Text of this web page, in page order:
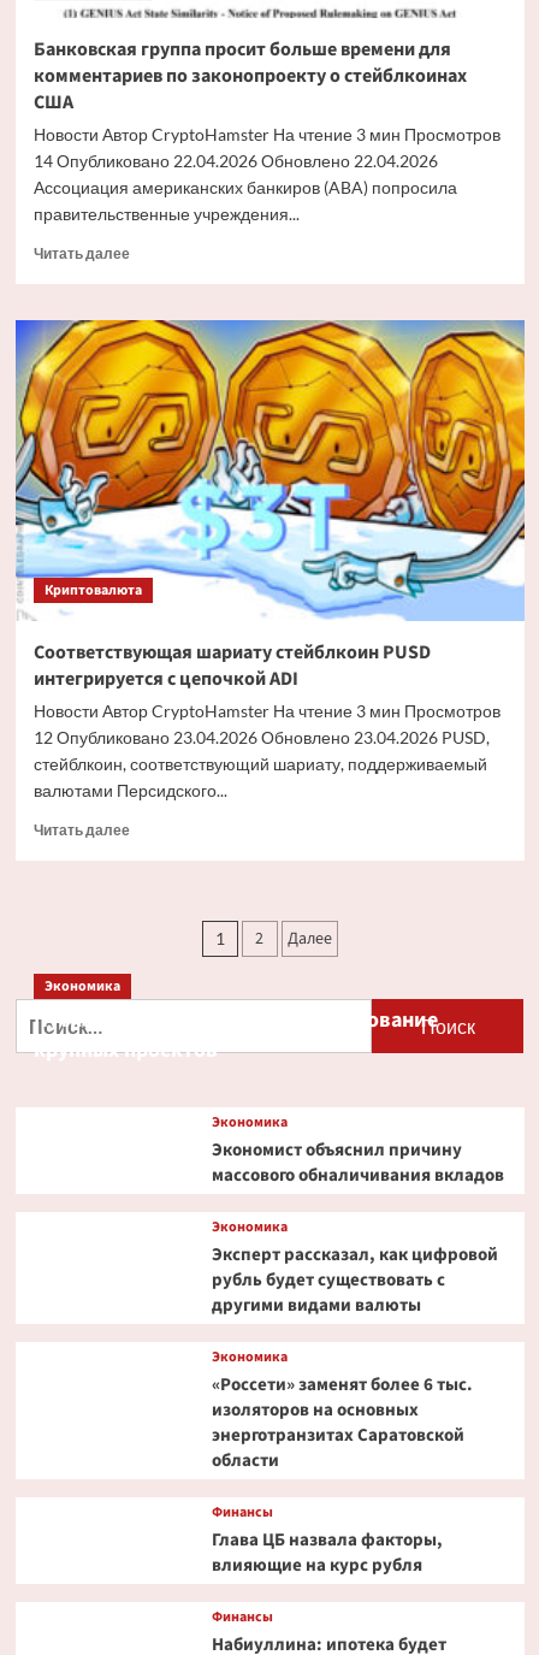
Банковская группа просит больше времени для
комментариев по законопроекту о стейблкоинах
США
Новости Автор CryptoHamster На чтение 3 мин Просмотров
14 Опубликовано 22.04.2026 Обновлено 22.04.2026
Ассоциация американских банкиров (ABA) попросила
правительственные учреждения...
Читать далееПрочитать
Банковская
группа
просит
больше
времени
для
комментариев
по
законопроекту
стейблкоинах
США
Криптовалюта
Соответствующая шариату стейблкоин PUSD
интегрируется с цепочкой ADI
Новости Автор CryptoHamster На чтение 3 мин Просмотров
12 Опубликовано 23.04.2026 Обновлено 23.04.2026 PUSD,
стейблкоин, соответствующий шариату, поддерживаемый
валютами Персидского...
Читать далееПрочитать
ADI
Пагинация
1 2 Далее
Экономика
Путин и Костин обсудили кредитование
крупных проектов
Экономика
Экономист объяснил причину
массового обналичивания вкладов
Экономика
Эксперт рассказал, как цифровой
рубль будет существовать с
другими видами валюты
Экономика
«Россети» заменят более 6 тыс.
изоляторов на основных
энерготранзитах Саратовской
области
Финансы
Глава ЦБ назвала факторы,
влияющие на курс рубля
Финансы
Набиуллина: ипотека будет